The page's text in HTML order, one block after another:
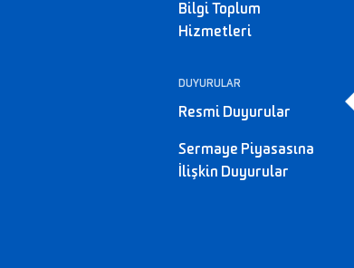
Bilgi Toplum
Hizmetleri
DUYURULAR
Resmi Duyurular
Sermaye Piyasasına
İlişkin Duyurular